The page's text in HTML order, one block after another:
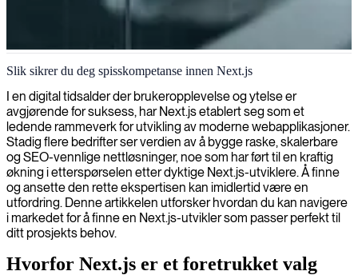
Next.js webutvikling
Vi tilbyr ekspertutviklig i Next.js, og skaper raske og skalerbare
webapplikasjoner som gir eksepsjonelle brukeropplevelser samtidig
som vi sikrer optimal ytelse.
Slik sikrer du deg spisskompetanse innen Next.js
I en digital tidsalder der brukeropplevelse og ytelse er
avgjørende for suksess, har Next.js etablert seg som et
ledende rammeverk for utvikling av moderne webapplikasjoner.
Stadig flere bedrifter ser verdien av å bygge raske, skalerbare
og SEO-vennlige nettløsninger, noe som har ført til en kraftig
økning i etterspørselen etter dyktige Next.js-utviklere. Å finne
og ansette den rette ekspertisen kan imidlertid være en
utfordring. Denne artikkelen utforsker hvordan du kan navigere
i markedet for å finne en Next.js-utvikler som passer perfekt til
ditt prosjekts behov.
Hvorfor Next.js er et foretrukket valg